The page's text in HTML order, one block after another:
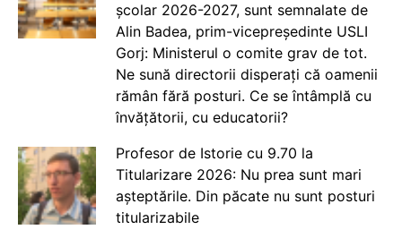
școlar 2026-2027, sunt semnalate de
Alin Badea, prim-vicepreședinte USLI
Gorj: Ministerul o comite grav de tot.
Ne sună directorii disperați că oamenii
rămân fără posturi. Ce se întâmplă cu
învățătorii, cu educatorii?
Profesor de Istorie cu 9.70 la
Titularizare 2026: Nu prea sunt mari
așteptările. Din păcate nu sunt posturi
titularizabile